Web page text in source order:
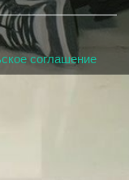
соглашение